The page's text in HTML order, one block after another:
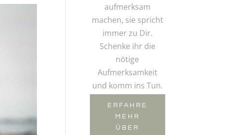
aufmerksam
machen, sie spricht
immer zu Dir.
Schenke ihr die
nötige
Aufmerksamkeit
und komm ins Tun.
ERFAHRE
MEHR
ÜBER